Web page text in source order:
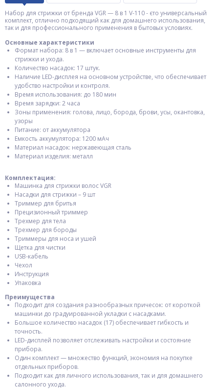
Набор для стрижки от бренда VGR — 8 в 1 V-110 - єто универсальный
комплект, отлично подходящий как для домашнего использования,
так и для профессионального применения в бытовых условиях.
Основные характеристики
Формат набора: 8 в 1 — включает основные инструменты для
стрижки и ухода.
Количество насадок: 17 штук.
Наличие LED-дисплея на основном устройстве, что обеспечивает
удобство настройки и контроля.
Время использования: до 180 мин
Время зарядки: 2 часа
Зоны применения: голова, лицо, борода, брови, усы, окантовка,
узоры
Питание: от аккумулятора
Емкость аккумулятора: 1200 мАч
Материал насадок: нержавеющая сталь
Материал изделия: металл
Комплектация:
Машинка для стрижки волос VGR
Насадки для стрижки – 9 шт
Триммер для бритья
Прецизионный триммер
Трехмер для тела
Трехмер для бороды
Триммеры для носа и ушей
Щетка для чистки
USB-кабель
Чехол
Инструкция
Упаковка
Преимущества
Подходит для создания разнообразных причесок: от короткой
машинки до градуированной укладки с насадками.
Большое количество насадок (17) обеспечивает гибкость и
точность.
LED-дисплей позволяет отслеживать настройки и состояние
прибора.
Один комплект — множество функций, экономия на покупке
отдельных приборов.
Подходит как для личного использования, так и для домашнего
салонного ухода.